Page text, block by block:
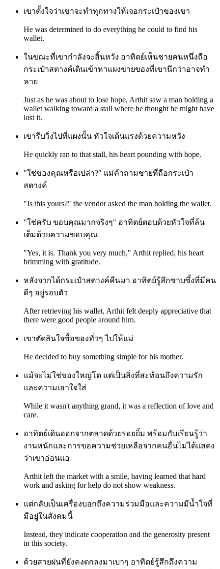
เขาตั้งใจว่าเขาจะทำทุกทางให้เจอกระเป๋าของเขา
He was determined to do everything he could to find his
wallet.
ในขณะที่เขากำลังจะสิ้นหวัง อาทิตย์เห็นชายคนหนึ่งถือ
กระเป๋าสตางค์เดินเข้าหาแผงขายของที่เขานึกว่าอาจทำ
หาย
Just as he was about to lose hope, Arthit saw a man holding a
wallet walking toward a stall where he thought he might have
lost it.
เขารีบวิ่งไปที่แผงนั้น หัวใจเต้นแรงด้วยความหวัง
He quickly ran to that stall, his heart pounding with hope.
"ใช่ของคุณหรือเปล่า?" แม่ค้าถามชายที่ถือกระเป๋า
สตางค์
"Is this yours?" the vendor asked the man holding the wallet.
"ใช่ครับ ขอบคุณมากจริงๆ" อาทิตย์ตอบด้วยหัวใจที่ล้น
เต็มด้วยความขอบคุณ
"Yes, it is. Thank you very much," Arthit replied, his heart
brimming with gratitude.
หลังจากได้กระเป๋าสตางค์คืนมา อาทิตย์รู้สึกซาบซึ้งที่มีคน
ดีๆ อยู่รอบตัว
After retrieving his wallet, Arthit felt deeply appreciative that
there were good people around him.
เขาตัดสินใจซื้อของทั่วๆ ไปให้แม่
He decided to buy something simple for his mother.
แม้จะไม่ใช่ของใหญ่โต แต่เป็นสิ่งที่สะท้อนถึงความรัก
และความเอาใจใส่
While it wasn't anything grand, it was a reflection of love and
care.
อาทิตย์เดินออกจากตลาดด้วยรอยยิ้ม พร้อมกับเรียนรู้ว่า
งานหนักและการขอความช่วยเหลือจากคนอื่นไม่ได้แสดง
ว่าเขาอ่อนแอ
Arthit left the market with a smile, having learned that hard
work and asking for help do not show weakness.
แต่กลับเป็นเครื่องบอกถึงความร่วมมือและความมีน้ำใจที่
มีอยู่ในสังคมนี้
Instead, they indicate cooperation and the generosity present
in this society.
ด้วยสายฝนที่ยังคงตกลงมาเบาๆ อาทิตย์รู้สึกถึงความ